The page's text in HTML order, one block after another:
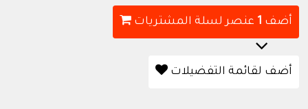
أضف 1 عنصر لسلة المشتريات
أضف لقائمة التفضيلات